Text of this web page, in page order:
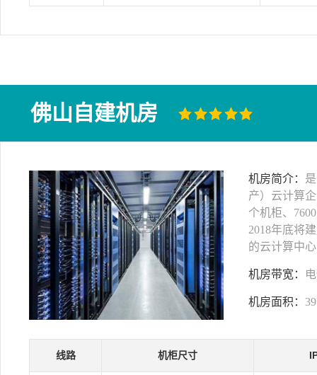
佛山自建机房
机房简介：
产）云计算
个机柜、
2018年底将
的云计算中
机房带宽：
机房面积：
线路 机柜尺寸